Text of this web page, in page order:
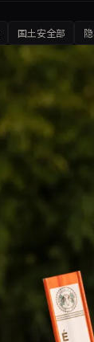
国土安全部